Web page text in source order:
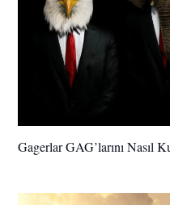
Gagerlar GAG’larını Nasıl